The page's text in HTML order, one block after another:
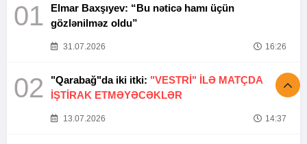
01
Elmar Baxşıyev: “Bu nəticə hamı üçün
gözlənilməz oldu”
31.07.2026 16:26
02 "Qarabağ"da iki itki: "VESTRİ" İLƏ MATÇDA
İŞTİRAK ETMƏYƏCƏKLƏR
13.07.2026 14:37